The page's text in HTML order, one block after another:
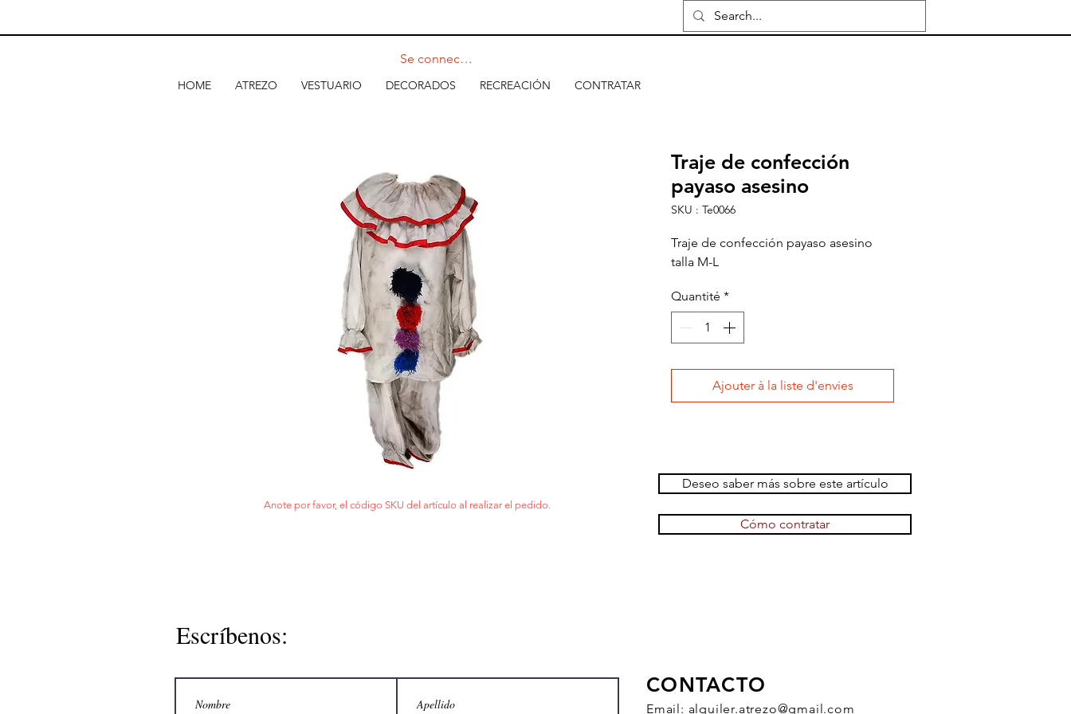
HOME ATREZO VESTUARIO DECORADOS RECREACIÓN CONTRATAR
Se connecter
Traje de confección
payaso asesino
SKU : Te0066
Traje de confección payaso asesino
talla M-L
Quantité *
Ajouter à la liste d'envies
Deseo saber más sobre este artículo
Anote por favor, el código SKU del artículo al realizar el pedido.
Cómo contratar
Escríbenos:
CONTACTO
Email: alquiler.atrezo@gmail.com